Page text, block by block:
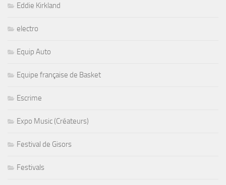
Eddie Kirkland
electro
Equip Auto
Equipe française de Basket
Escrime
Expo Music (Créateurs)
Festival de Gisors
Festivals